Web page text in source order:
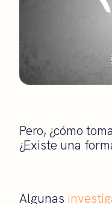
Pero, ¿cómo
¿Existe una
Algunas